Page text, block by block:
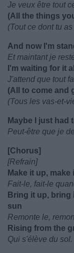
Je veux être tout
(All the things
(Tout ce dont tu
And now I'm
Et maintant je
I'm waiting for it
J'attend que tout
(All to come and
(Tous les vas-et-
Maybe I just had
Peut-être que je
[Chorus]
[Refrain]
Make it up,
Fait-le, fait-le
Bring it up, bring
sun
Remonte le,
Rising from the
Qui s'élève du sol.